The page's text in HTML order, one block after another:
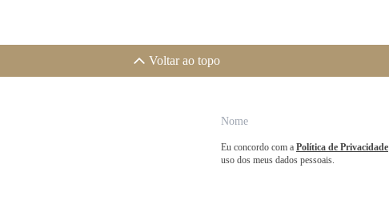
Voltar ao topo
Eu concordo com a Política de Privacidade
uso dos meus dados pessoais.